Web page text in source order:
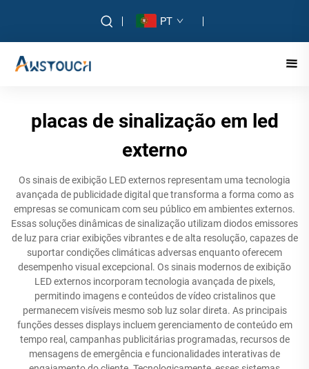
PT
placas de sinalização em led
externo
Os sinais de exibição LED externos representam uma tecnologia
avançada de publicidade digital que transforma a forma como as
empresas se comunicam com seu público em ambientes externos.
Essas soluções dinâmicas de sinalização utilizam diodos emissores
de luz para criar exibições vibrantes e de alta resolução, capazes de
suportar condições climáticas adversas enquanto oferecem
desempenho visual excepcional. Os sinais modernos de exibição
LED externos incorporam tecnologia avançada de pixels,
permitindo imagens e conteúdos de vídeo cristalinos que
permanecem visíveis mesmo sob luz solar direta. As principais
funções desses displays incluem gerenciamento de conteúdo em
tempo real, campanhas publicitárias programadas, recursos de
mensagens de emergência e funcionalidades interativas de